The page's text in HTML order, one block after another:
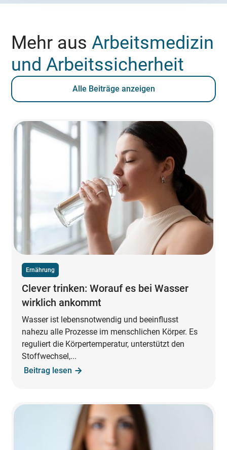
Mehr ausArbeitsmedizin
und Arbeitssicherheit
Alle Beiträge anzeigen
Ernährung
Clever trinken: Worauf es bei Wasser
wirklich ankommt
Wasser ist lebensnotwendig und beeinflusst
nahezu alle Prozesse im menschlichen Körper. Es
reguliert die Körpertemperatur, unterstützt den
Stoffwechsel,...
Beitrag lesen